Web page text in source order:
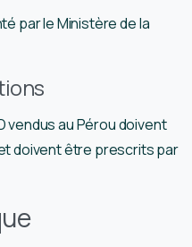
par le Ministère de la
vendus au Pérou doivent
doivent être prescrits par